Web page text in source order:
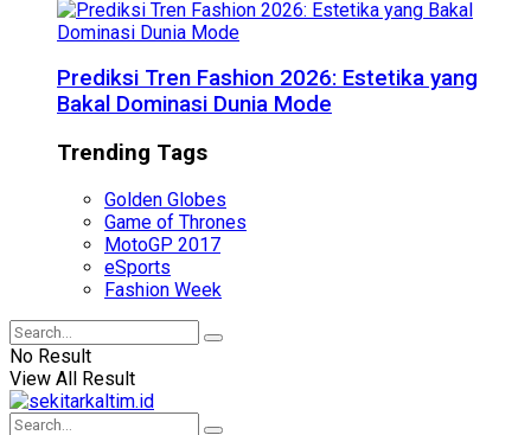
Prediksi Tren Fashion 2026: Estetika yang
Bakal Dominasi Dunia Mode
Trending Tags
Golden Globes
Game of Thrones
MotoGP 2017
eSports
Fashion Week
No Result
View All Result